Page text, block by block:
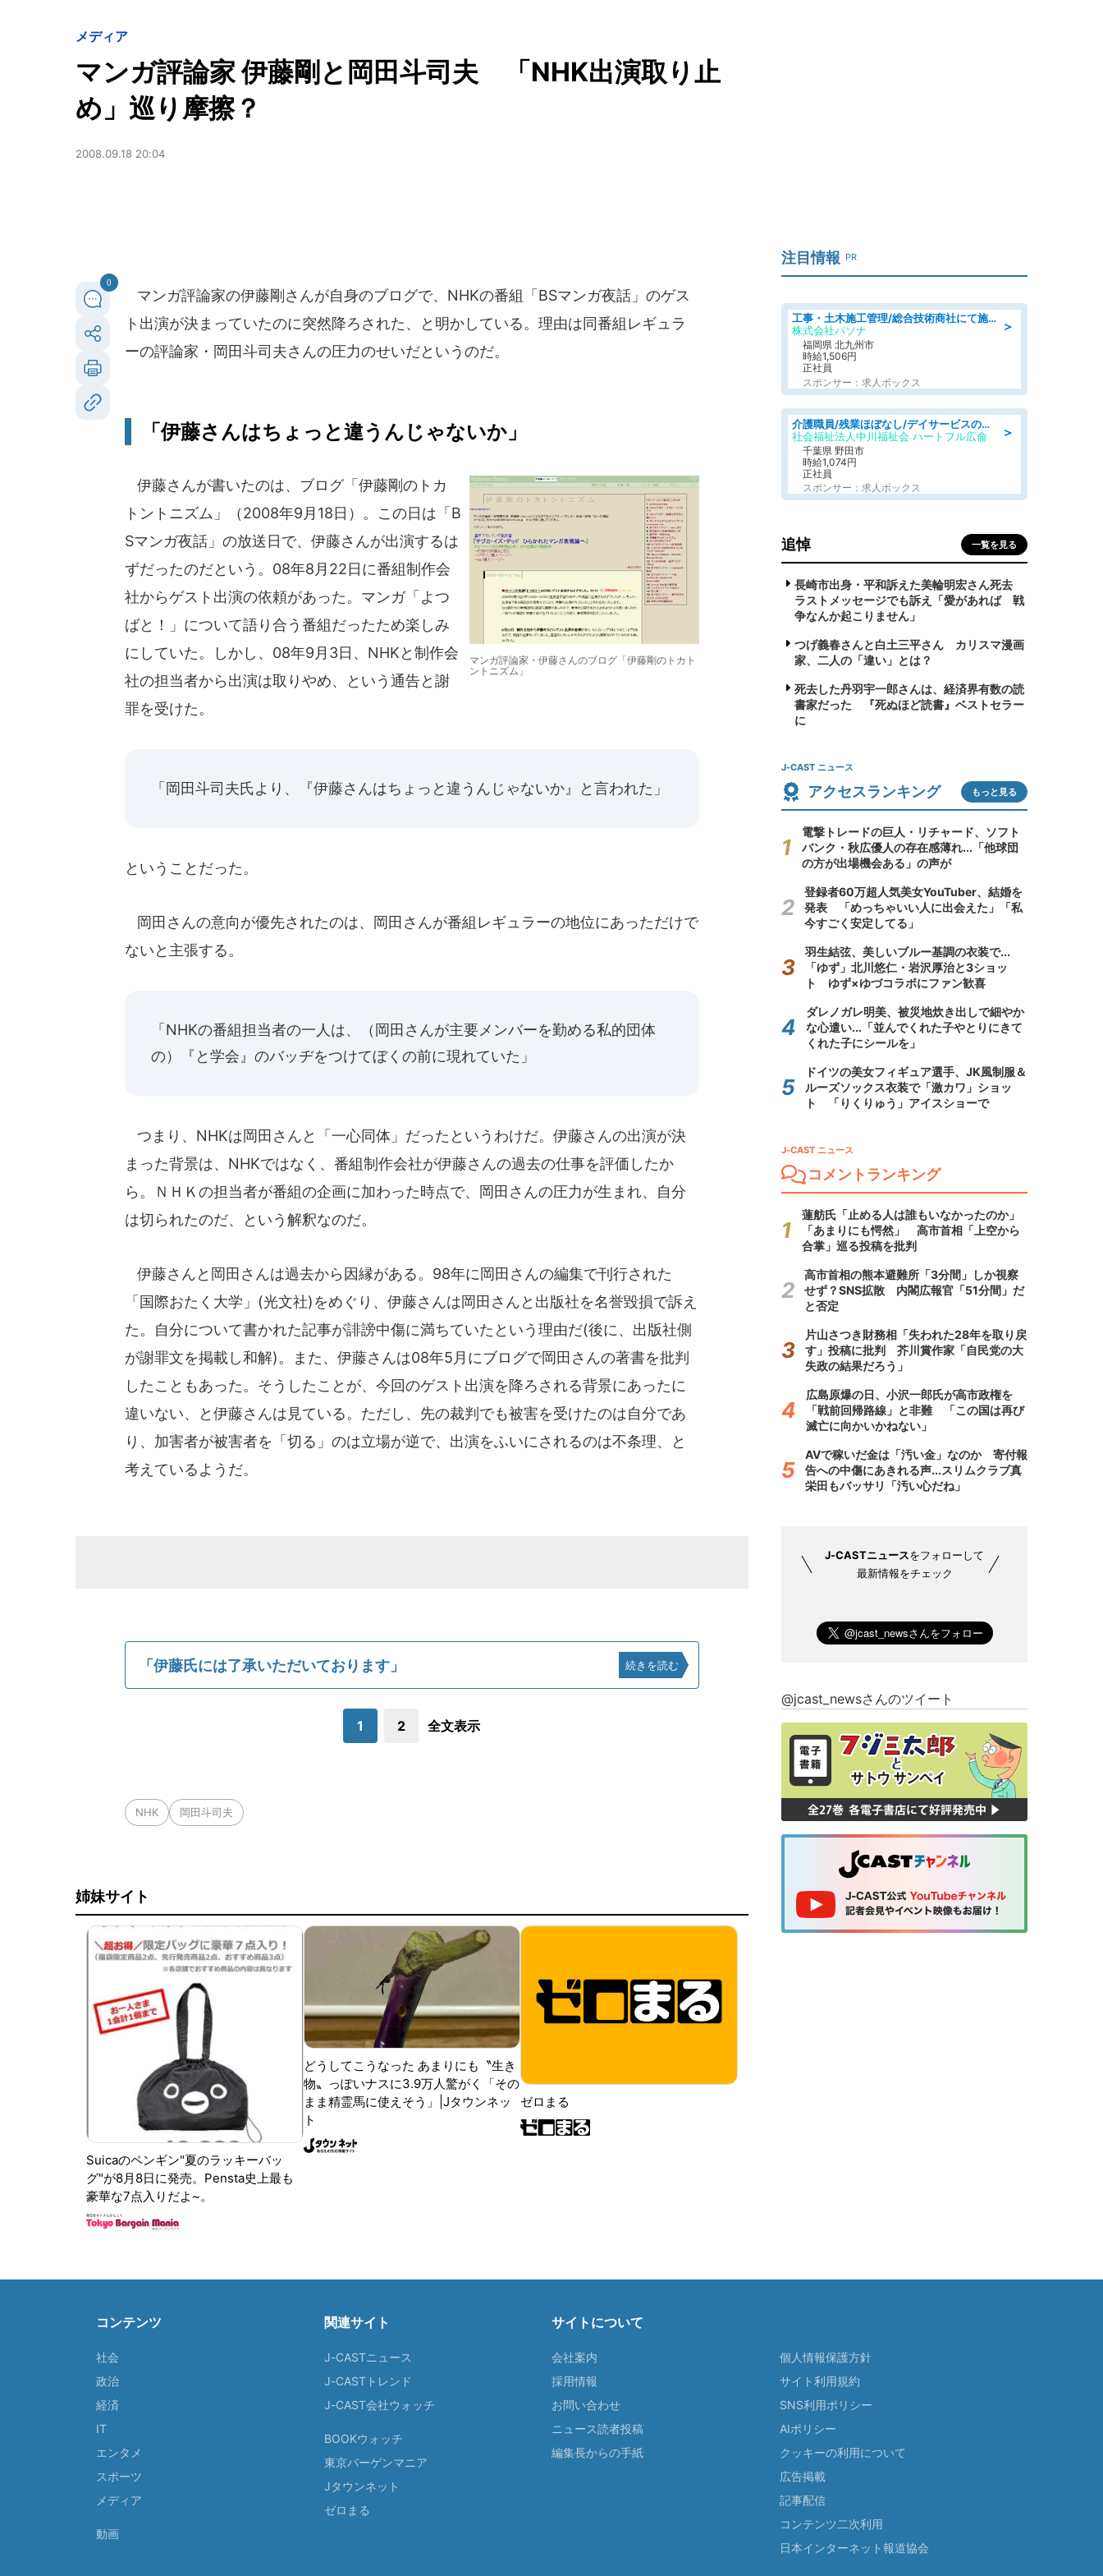
メディア
マンガ評論家 伊藤剛と岡田斗司夫 「NHK出演取り止
め」巡り摩擦？
2008.09.18 20:04
0
マンガ評論家の伊藤剛さんが自身のブログで、NHKの番組「BSマンガ夜話」のゲス
ト出演が決まっていたのに突然降ろされた、と明かしている。理由は同番組レギュラ
ーの評論家・岡田斗司夫さんの圧力のせいだというのだ。
「伊藤さんはちょっと違うんじゃないか」
マンガ評論家・伊藤さんのブログ「伊藤剛のトカト
ントニズム」
伊藤さんが書いたのは、ブログ「伊藤剛のトカ
トントニズム」（2008年9月18日）。この日は「B
Sマンガ夜話」の放送日で、伊藤さんが出演するは
ずだったのだという。08年8月22日に番組制作会
社からゲスト出演の依頼があった。マンガ「よつ
ばと！」について語り合う番組だったため楽しみ
にしていた。しかし、08年9月3日、NHKと制作会
社の担当者から出演は取りやめ、という通告と謝
罪を受けた。
「岡田斗司夫氏より、『伊藤さんはちょっと違うんじゃないか』と言われた」
ということだった。
岡田さんの意向が優先されたのは、岡田さんが番組レギュラーの地位にあっただけで
ないと主張する。
「NHKの番組担当者の一人は、（岡田さんが主要メンバーを勤める私的団体
の）『と学会』のバッヂをつけてぼくの前に現れていた」
つまり、NHKは岡田さんと「一心同体」だったというわけだ。伊藤さんの出演が決
まった背景は、NHKではなく、番組制作会社が伊藤さんの過去の仕事を評価したか
ら。ＮＨＫの担当者が番組の企画に加わった時点で、岡田さんの圧力が生まれ、自分
は切られたのだ、という解釈なのだ。
伊藤さんと岡田さんは過去から因縁がある。98年に岡田さんの編集で刊行された
「国際おたく大学」(光文社)をめぐり、伊藤さんは岡田さんと出版社を名誉毀損で訴え
た。自分について書かれた記事が誹謗中傷に満ちていたという理由だ(後に、出版社側
が謝罪文を掲載し和解)。また、伊藤さんは08年5月にブログで岡田さんの著書を批判
したこともあった。そうしたことが、今回のゲスト出演を降ろされる背景にあったに
違いない、と伊藤さんは見ている。ただし、先の裁判でも被害を受けたのは自分であ
り、加害者が被害者を「切る」のは立場が逆で、出演をふいにされるのは不条理、と
考えているようだ。
「伊藤氏には了承いただいております」 続きを読む
1 2 全文表示
NHK 岡田斗司夫
姉妹サイト
Suicaのペンギン"夏のラッキーバッ
グ"が8月8日に発売。Pensta史上最も
豪華な7点入りだよ~。
どうしてこうなった あまりにも〝生き
物〟っぽいナスに3.9万人驚がく「その
まま精霊馬に使えそう」|Jタウンネッ
ト
ゼロまる
注目情報 PR
＞
工事・土木施工管理/総合技術商社にて施工管理のお仕事/即日勤務可/車通勤可/工事・土木施工管理/生産・品質管理
株式会社パソナ
福岡県 北九州市
時給1,506円
正社員
スポンサー：求人ボックス
＞
介護職員/残業ほぼなし/デイサービスの介護職
社会福祉法人中川福祉会 ハートフル広侖
千葉県 野田市
時給1,074円
正社員
スポンサー：求人ボックス
追悼 一覧を見る
長崎市出身・平和訴えた美輪明宏さん死去
ラストメッセージでも訴え「愛があれば 戦
争なんか起こりません」
つげ義春さんと白土三平さん カリスマ漫画
家、二人の「違い」とは？
死去した丹羽宇一郎さんは、経済界有数の読
書家だった 『死ぬほど読書』ベストセラー
に
J-CAST ニュース
アクセスランキング もっと見る
電撃トレードの巨人・リチャード、ソフト
バンク・秋広優人の存在感薄れ...「他球団
の方が出場機会ある」の声が
登録者60万超人気美女YouTuber、結婚を
発表 「めっちゃいい人に出会えた」「私
今すごく安定してる」
羽生結弦、美しいブルー基調の衣装で...
「ゆず」北川悠仁・岩沢厚治と3ショッ
ト ゆず×ゆづコラボにファン歓喜
ダレノガレ明美、被災地炊き出しで細やか
な心遣い...「並んでくれた子やとりにきて
くれた子にシールを」
ドイツの美女フィギュア選手、JK風制服＆
ルーズソックス衣装で「激カワ」ショッ
ト 「りくりゅう」アイスショーで
J-CAST ニュース
コメントランキング
蓮舫氏「止める人は誰もいなかったのか」
「あまりにも愕然」 高市首相「上空から
合掌」巡る投稿を批判
高市首相の熊本避難所「3分間」しか視察
せず？SNS拡散 内閣広報官「51分間」だ
と否定
片山さつき財務相「失われた28年を取り戻
す」投稿に批判 芥川賞作家「自民党の大
失政の結果だろう」
広島原爆の日、小沢一郎氏が高市政権を
「戦前回帰路線」と非難 「この国は再び
滅亡に向かいかねない」
AVで稼いだ金は「汚い金」なのか 寄付報
告への中傷にあきれる声...スリムクラブ真
栄田もバッサリ「汚い心だね」
J-CASTニュースをフォローして
最新情報をチェック
@jcast_newsさんのツイート
コンテンツ
社会
政治
経済
IT
エンタメ
スポーツ
メディア
動画
関連サイト
J-CASTニュース
J-CASTトレンド
J-CAST会社ウォッチ
BOOKウォッチ
東京バーゲンマニア
Jタウンネット
ゼロまる
サイトについて
会社案内
採用情報
お問い合わせ
ニュース読者投稿
編集長からの手紙
個人情報保護方針
サイト利用規約
SNS利用ポリシー
AIポリシー
クッキーの利用について
広告掲載
記事配信
コンテンツ二次利用
日本インターネット報道協会